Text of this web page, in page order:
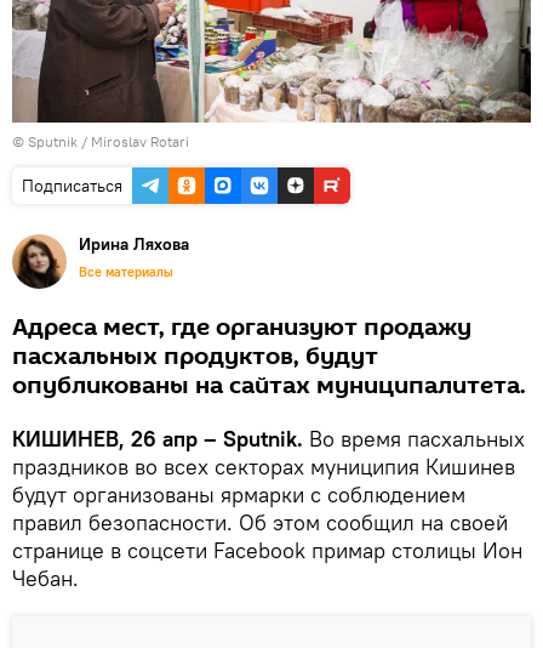
© Sputnik / Miroslav Rotari
Подписаться
Ирина Ляхова
Все материалы
Адреса мест, где организуют продажу
пасхальных продуктов, будут
опубликованы на сайтах муниципалитета.
КИШИНЕВ, 26 апр – Sputnik. Во время пасхальных
праздников во всех секторах муниципия Кишинев
будут организованы ярмарки с соблюдением
правил безопасности. Об этом сообщил на своей
странице в соцсети Facebook примар столицы Ион
Чебан.